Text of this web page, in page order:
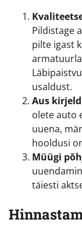
Pildistage
pilte igast
usaldust.
Aus
olete auto
uuena,
hooldusi
Müügi
täiesti